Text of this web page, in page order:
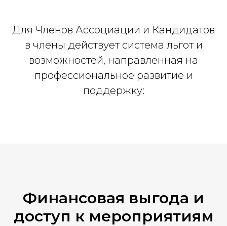
Для Членов Ассоциации и Кандидатов
в члены действует система льгот и
возможностей, направленная на
профессиональное развитие и
поддержку:
Финансовая выгода и
доступ к мероприятиям